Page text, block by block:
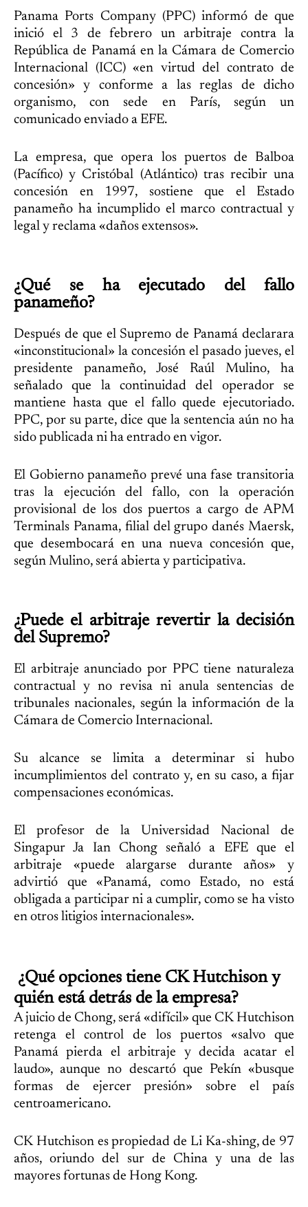
Panama Ports Company (PPC) informó de que
inició el 3 de febrero un arbitraje contra la
República de Panamá en la Cámara de Comercio
Internacional (ICC) «en virtud del contrato de
concesión» y conforme a las reglas de dicho
organismo, con sede en París, según un
comunicado enviado a EFE.
La empresa, que opera los puertos de Balboa
(Pacífico) y Cristóbal (Atlántico) tras recibir una
concesión en 1997, sostiene que el Estado
panameño ha incumplido el marco contractual y
legal y reclama «daños extensos».
¿Qué se ha ejecutado del fallo
panameño?
Después de que el Supremo de Panamá declarara
«inconstitucional» la concesión el pasado jueves, el
presidente panameño, José Raúl Mulino, ha
señalado que la continuidad del operador se
mantiene hasta que el fallo quede ejecutoriado.
PPC, por su parte, dice que la sentencia aún no ha
sido publicada ni ha entrado en vigor.
El Gobierno panameño prevé una fase transitoria
tras la ejecución del fallo, con la operación
provisional de los dos puertos a cargo de APM
Terminals Panama, filial del grupo danés Maersk,
que desembocará en una nueva concesión que,
según Mulino, será abierta y participativa.
¿Puede el arbitraje revertir la decisión
del Supremo?
El arbitraje anunciado por PPC tiene naturaleza
contractual y no revisa ni anula sentencias de
tribunales nacionales, según la información de la
Cámara de Comercio Internacional.
Su alcance se limita a determinar si hubo
incumplimientos del contrato y, en su caso, a fijar
compensaciones económicas.
El profesor de la Universidad Nacional de
Singapur Ja Ian Chong señaló a EFE que el
arbitraje «puede alargarse durante años» y
advirtió que «Panamá, como Estado, no está
obligada a participar ni a cumplir, como se ha visto
en otros litigios internacionales».
¿Qué opciones tiene CK Hutchison y
quién está detrás de la empresa?
A juicio de Chong, será «difícil» que CK Hutchison
retenga el control de los puertos «salvo que
Panamá pierda el arbitraje y decida acatar el
laudo», aunque no descartó que Pekín «busque
formas de ejercer presión» sobre el país
centroamericano.
CK Hutchison es propiedad de Li Ka-shing, de 97
años, oriundo del sur de China y una de las
mayores fortunas de Hong Kong.